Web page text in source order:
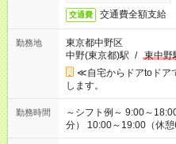
交通費 交通費全額支給
勤務地
東京都中野区
中野(東京都)駅 / 東中野
≪自宅からドアtoドア
します。
勤務時間
～シフト例～ 9:00～18:00（休憩60分） 7:00～16:00（休憩60
分） 10:00～19:00（休憩60分） ※Wワーク希望の
お仕事で希望する勤務時